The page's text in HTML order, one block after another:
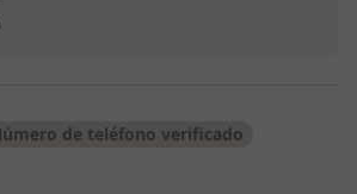
de teléfono verificado